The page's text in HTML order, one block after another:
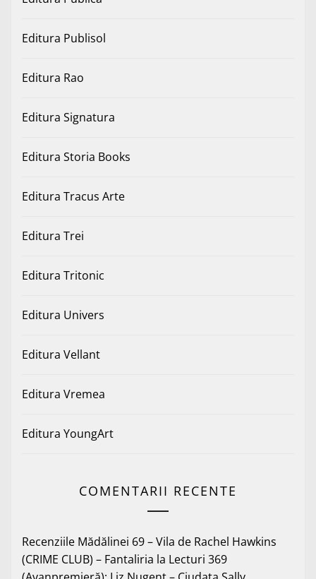
Editura Publisol
Editura Rao
Editura Signatura
Editura Storia Books
Editura Tracus Arte
Editura Trei
Editura Tritonic
Editura Univers
Editura Vellant
Editura Vremea
Editura YoungArt
COMENTARII RECENTE
Recenziile Mădălinei 69 – Vila de Rachel Hawkins
(CRIME CLUB) – Fantaliria la Lecturi 369